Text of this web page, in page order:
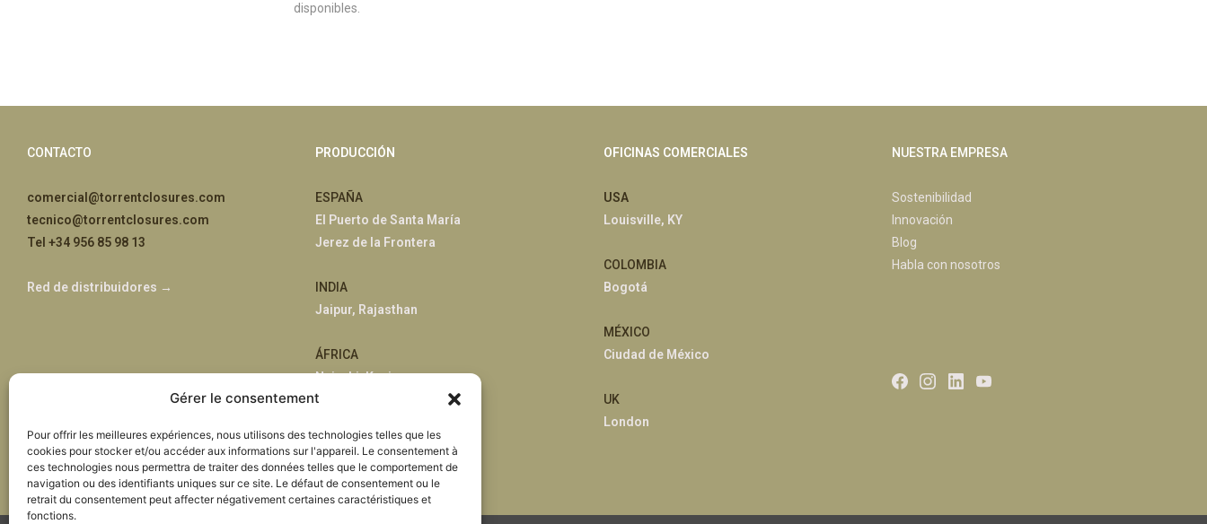
Gérer le consentement
Pour offrir les meilleures expériences, nous utilisons des technologies telles que les
cookies pour stocker et/ou accéder aux informations sur l'appareil. Le consentement à
ces technologies nous permettra de traiter des données telles que le comportement de
navigation ou des identifiants uniques sur ce site. Le défaut de consentement ou le
retrait du consentement peut affecter négativement certaines caractéristiques et
fonctions.
disponibles.
CONTACTO
comercial@torrentclosures.com
tecnico@torrentclosures.com
Tel +34 956 85 98 13
Red de distribuidores →
PRODUCCIÓN
ESPAÑA
El Puerto de Santa María
Jerez de la Frontera
INDIA
Jaipur, Rajasthan
ÁFRICA
Nairobi, Kenia
OFICINAS COMERCIALES
USA
Louisville, KY
COLOMBIA
Bogotá
MÉXICO
Ciudad de México
UK
London
NUESTRA EMPRESA
Sostenibilidad
Innovación
Blog
Habla con nosotros
Facebook
Instagram
LinkedIn
Youtube